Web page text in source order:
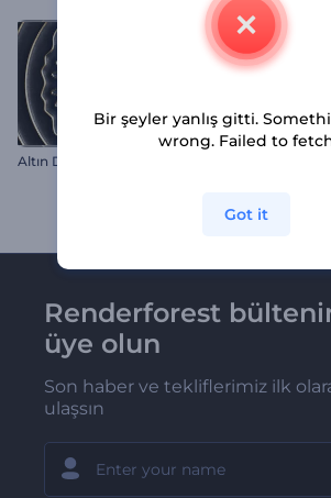
Altın Dalgalar Giriş Videosu
Renderforest
üye olun
Son haber ve tekliflerimiz ilk
ulaşsın
Bir şeyler yanlış gitti.
wrong. Failed to
Got it